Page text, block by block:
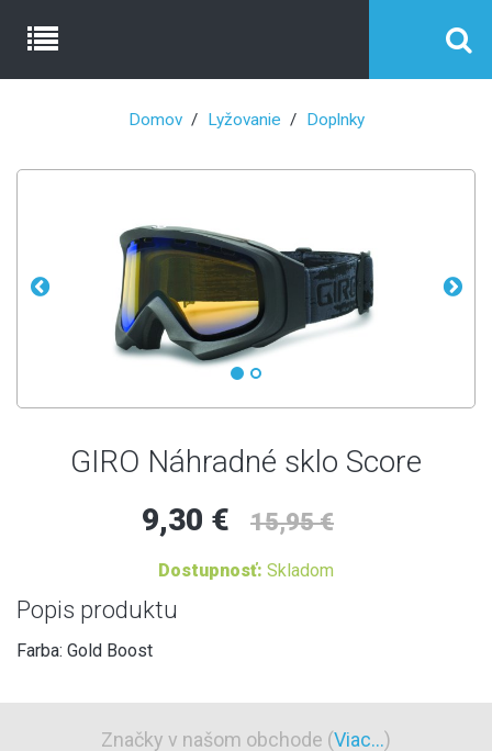
Domov Lyžovanie Doplnky
GIRO Náhradné sklo Score
9,30 €
15,95 €
Dostupnosť: Skladom
Popis produktu
Farba: Gold Boost
Značky v našom obchode (Viac...)